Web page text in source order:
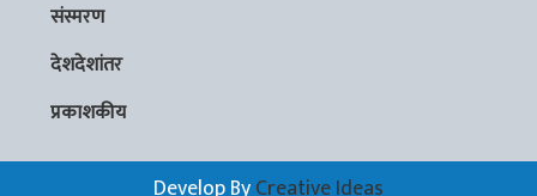
संस्मरण
देशदेशांतर
प्रकाशकीय